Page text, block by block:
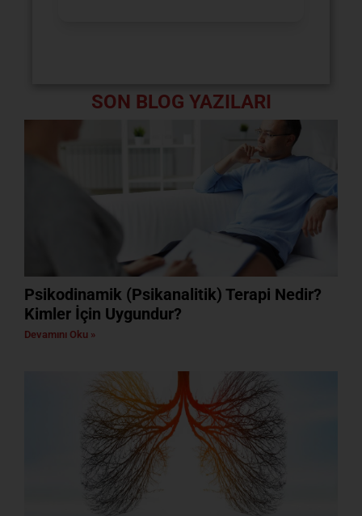
SON BLOG YAZILARI
Psikodinamik (Psikanalitik) Terapi Nedir?
Kimler İçin Uygundur?
Devamını Oku »